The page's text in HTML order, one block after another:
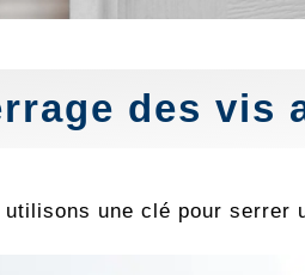
des vis
utilisons une clé pour serrer